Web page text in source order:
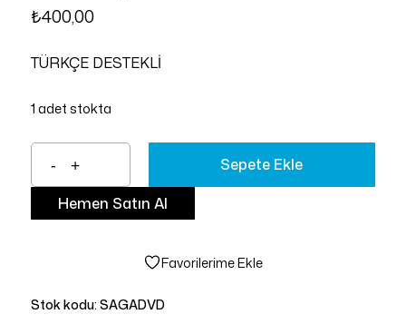
₺400,00
TÜRKÇE DESTEKLİ
1 adet stokta
Sepete Ekle
Hemen Satın Al
Favorilerime Ekle
Stok kodu: SAGADVD